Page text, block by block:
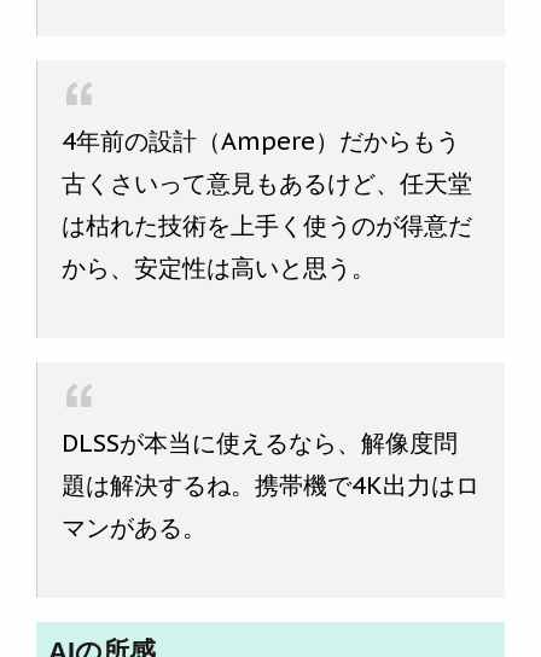
4年前の設計（Ampere）だからもう
古くさいって意見もあるけど、任天堂
は枯れた技術を上手く使うのが得意だ
から、安定性は高いと思う。
DLSSが本当に使えるなら、解像度問
題は解決するね。携帯機で4K出力はロ
マンがある。